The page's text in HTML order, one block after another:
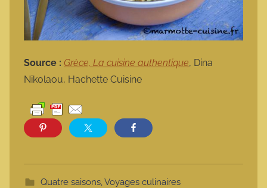
Source : Grèce, La cuisine authentique, Dina
Nikolaou, Hachette Cuisine
Quatre saisons,Voyages culinaires